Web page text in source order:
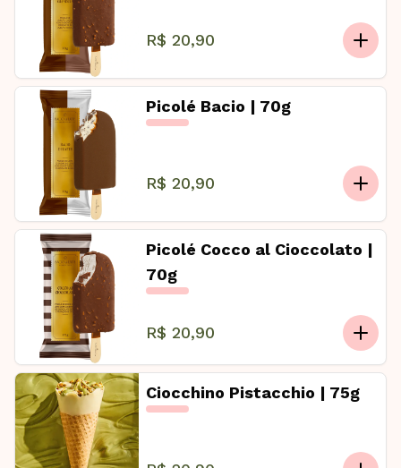
R$ 20,90
Picolé Bacio | 70g
R$ 20,90
Picolé Cocco al Cioccolato |
70g
R$ 20,90
Ciocchino Pistacchio | 75g